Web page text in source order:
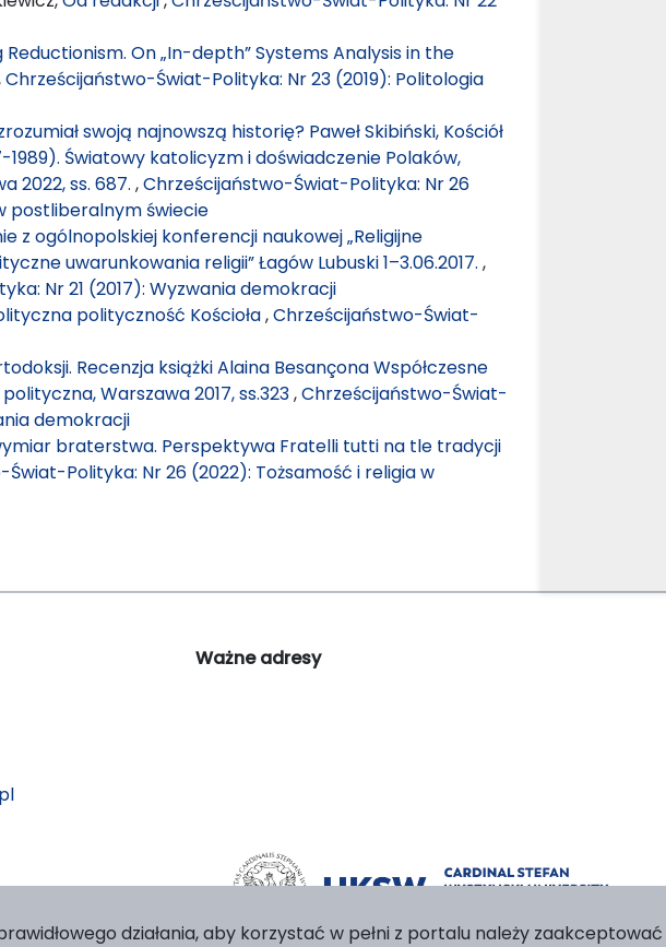
On „In-depth” Systems Analysis in the
Chrześcijaństwo-Świat-Polityka: Nr 23 (2019): Politologia
swoją najnowszą historię? Paweł Skibiński, Kościół
Światowy katolicyzm i doświadczenie Polaków,
2022, ss. 687. ,Chrześcijaństwo-Świat-Polityka: Nr 26
postliberalnym świecie
z ogólnopolskiej konferencji naukowej „Religijne
uwarunkowania religii” Łagów Lubuski 1–3.06.2017. ,
Nr 21 (2017): Wyzwania demokracji
polityczność Kościoła,Chrześcijaństwo-Świat-
Recenzja książki Alaina Besançona Współczesne
Warszawa 2017, ss.323,Chrześcijaństwo-Świat-
demokracji
braterstwa. Perspektywa Fratelli tutti na tle tradycji
Polityka: Nr 26 (2022): Tożsamość i religia w
Ważne adresy
działania, aby korzystać w pełni z portalu należy